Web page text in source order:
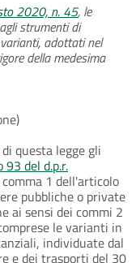
2020, n. 45, le
strumenti di
adottati nel
della medesima
questa legge gli
del d.p.r.
1 dell'articolo
pubbliche o private
ai sensi dei commi 2
le varianti in
individuate dal
e dei trasporti del 30